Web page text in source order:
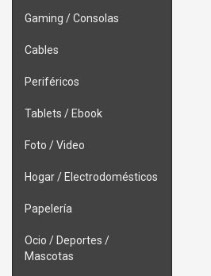
Gaming / Consolas
Cables
Periféricos
Tablets / Ebook
Foto / Video
Hogar / Electrodomésticos
Papelería
Ocio / Deportes /
Mascotas